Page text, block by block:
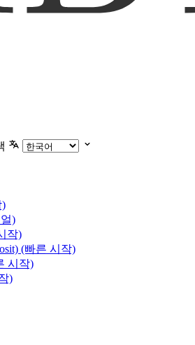
)
)
작)
(빠른 시작)
시작)
)